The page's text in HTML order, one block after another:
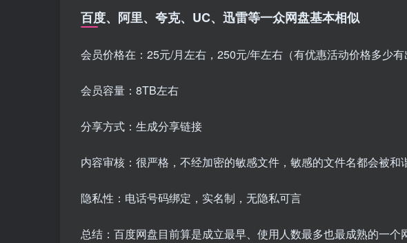
百度、阿里、夸克、UC、迅雷等一众网盘基本相似
会员价格在：25元/月左右，250元/年左右（有优惠活动价格多少有
会员容量：8TB左右
分享方式：生成分享链接
内容审核：很严格，不经加密的敏感文件，敏感的文件名都会被和
隐私性：电话号码绑定，实名制，无隐私可言
总结：百度网盘目前算是成立最早、使用人数最多也最成熟的一